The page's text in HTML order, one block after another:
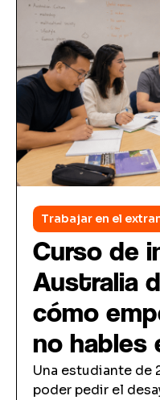
Trabajar en el
Curso de
Australia
cómo
no hables
Una estudiante de
poder pedir el